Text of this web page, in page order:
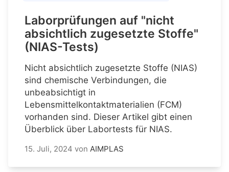
Laborprüfungen auf "nicht
absichtlich zugesetzte Stoffe"
(NIAS-Tests)
Nicht absichtlich zugesetzte Stoffe (NIAS)
sind chemische Verbindungen, die
unbeabsichtigt in
Lebensmittelkontaktmaterialien (FCM)
vorhanden sind. Dieser Artikel gibt einen
Überblick über Labortests für NIAS.
15. Juli, 2024 von AIMPLAS